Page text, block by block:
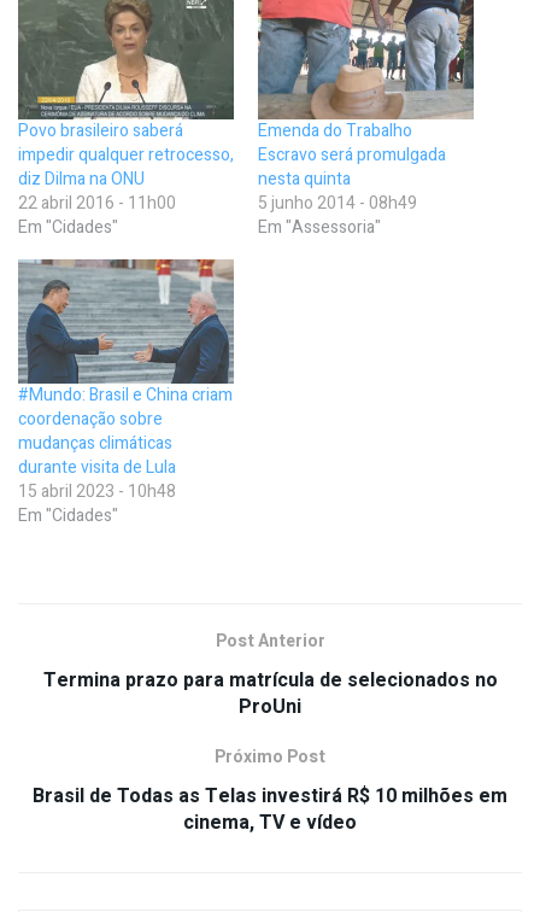
Povo brasileiro saberá
impedir qualquer retrocesso,
diz Dilma na ONU
22 abril 2016 - 11h00
Em "Cidades"
Emenda do Trabalho
Escravo será promulgada
nesta quinta
5 junho 2014 - 08h49
Em "Assessoria"
#Mundo: Brasil e China criam
coordenação sobre
mudanças climáticas
durante visita de Lula
15 abril 2023 - 10h48
Em "Cidades"
Post Anterior
Termina prazo para matrícula de selecionados no
ProUni
Próximo Post
Brasil de Todas as Telas investirá R$ 10 milhões em
cinema, TV e vídeo